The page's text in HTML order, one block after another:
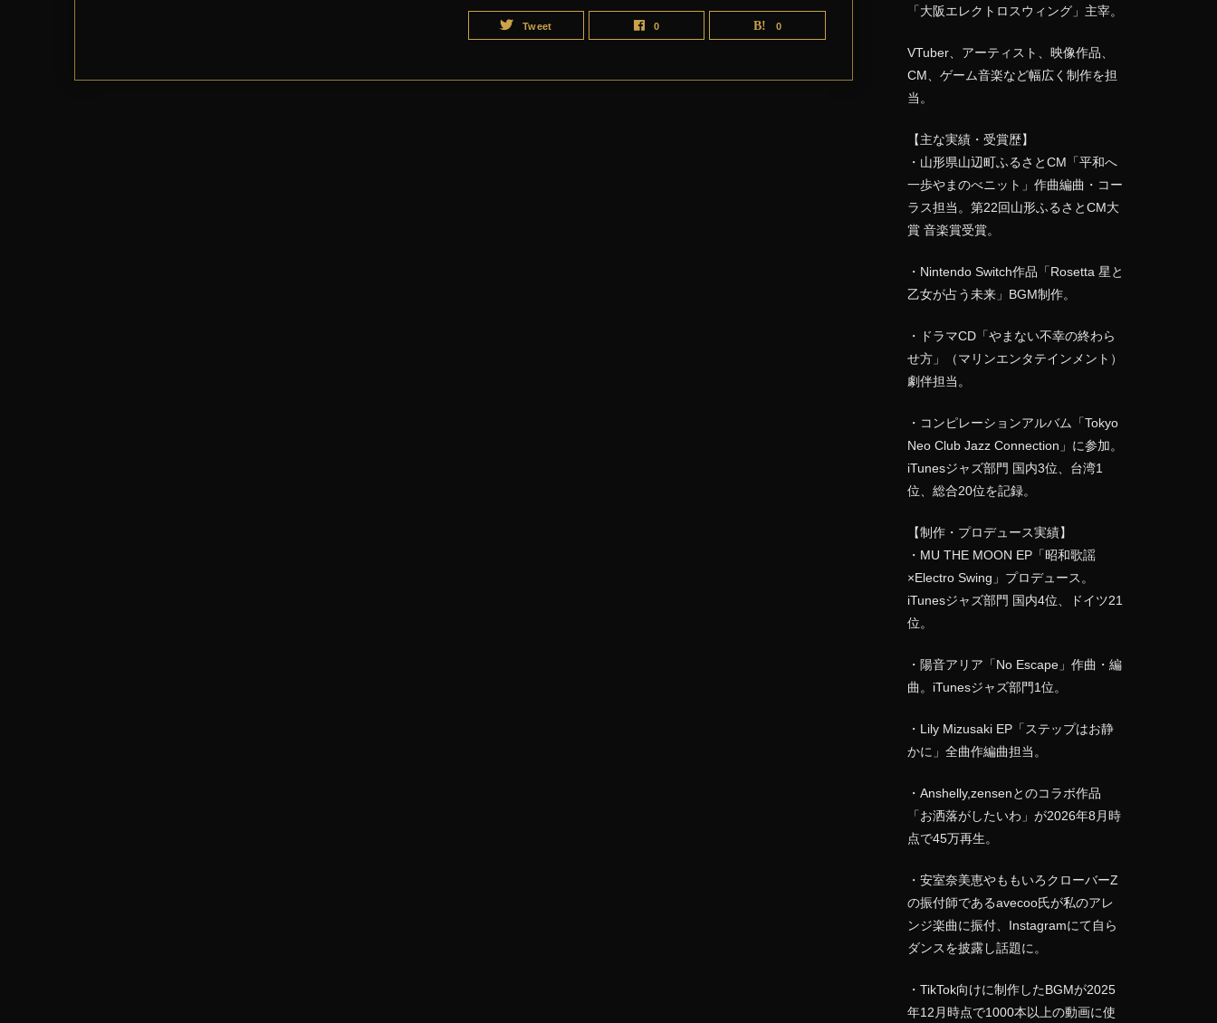
Tweet 0 0
「大阪エレクトロスウィング」主宰。
VTuber、アーティスト、映像作品、
CM、ゲーム音楽など幅広く制作を担
当。
【主な実績・受賞歴】
・山形県山辺町ふるさとCM「平和へ
一歩やまのべニット」作曲編曲・コー
ラス担当。第22回山形ふるさとCM大
賞 音楽賞受賞。
・Nintendo Switch作品「Rosetta 星と
乙女が占う未来」BGM制作。
・ドラマCD「やまない不幸の終わら
せ方」（マリンエンタテインメント）
劇伴担当。
・コンピレーションアルバム「Tokyo
Neo Club Jazz Connection」に参加。
iTunesジャズ部門 国内3位、台湾1
位、総合20位を記録。
【制作・プロデュース実績】
・MU THE MOON EP「昭和歌謡
×Electro Swing」プロデュース。
iTunesジャズ部門 国内4位、ドイツ21
位。
・陽音アリア「No Escape」作曲・編
曲。iTunesジャズ部門1位。
・Lily Mizusaki EP「ステップはお静
かに」全曲作編曲担当。
・Anshelly,zensenとのコラボ作品
「お洒落がしたいわ」が2026年8月時
点で45万再生。
・安室奈美恵やももいろクローバーZ
の振付師であるavecoo氏が私のアレ
ンジ楽曲に振付、Instagramにて自ら
ダンスを披露し話題に。
・TikTok向けに制作したBGMが2025
年12月時点で1000本以上の動画に使